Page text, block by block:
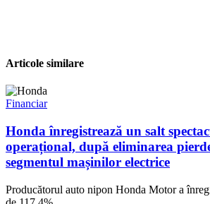
Articole similare
Financiar
Honda înregistrează un salt
operațional, după eliminarea
segmentul mașinilor electrice
Producătorul auto nipon Honda Motor a